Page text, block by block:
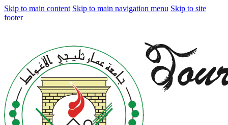
Skip to main content Skip to main navigation menu Skip to site
footer